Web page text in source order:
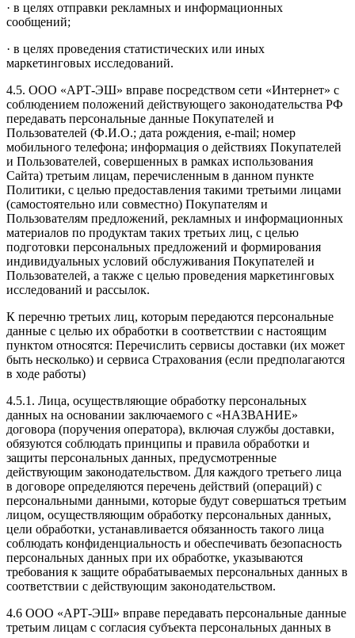
· в целях отправки рекламных и информационных
сообщений;
· в целях проведения статистических или иных
маркетинговых исследований.
4.5. ООО «АРТ-ЭШ» вправе посредством сети «Интернет» с
соблюдением положений действующего законодательства РФ
передавать персональные данные Покупателей и
Пользователей (Ф.И.О.; дата рождения, e-mail; номер
мобильного телефона; информация о действиях Покупателей
и Пользователей, совершенных в рамках использования
Сайта) третьим лицам, перечисленным в данном пункте
Политики, с целью предоставления такими третьими лицами
(самостоятельно или совместно) Покупателям и
Пользователям предложений, рекламных и информационных
материалов по продуктам таких третьих лиц, с целью
подготовки персональных предложений и формирования
индивидуальных условий обслуживания Покупателей и
Пользователей, а также с целью проведения маркетинговых
исследований и рассылок.
К перечню третьих лиц, которым передаются персональные
данные с целью их обработки в соответствии с настоящим
пунктом относятся: Перечислить сервисы доставки (их может
быть несколько) и сервиса Страхования (если предполагаются
в ходе работы)
4.5.1. Лица, осуществляющие обработку персональных
данных на основании заключаемого с «НАЗВАНИЕ»
договора (поручения оператора), включая службы доставки,
обязуются соблюдать принципы и правила обработки и
защиты персональных данных, предусмотренные
действующим законодательством. Для каждого третьего лица
в договоре определяются перечень действий (операций) с
персональными данными, которые будут совершаться третьим
лицом, осуществляющим обработку персональных данных,
цели обработки, устанавливается обязанность такого лица
соблюдать конфиденциальность и обеспечивать безопасность
персональных данных при их обработке, указываются
требования к защите обрабатываемых персональных данных в
соответствии с действующим законодательством.
4.6 ООО «АРТ-ЭШ» вправе передавать персональные данные
третьим лицам с согласия субъекта персональных данных в